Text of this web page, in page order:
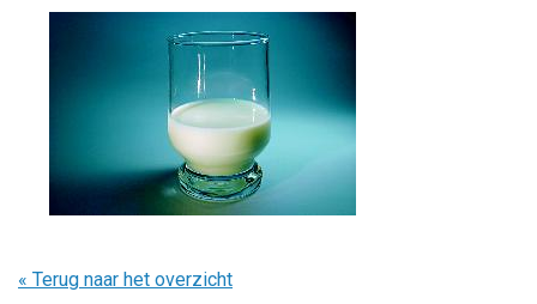
« Terug naar het overzicht